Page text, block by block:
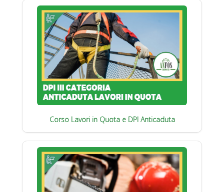
Corso Lavori in Quota e DPI Anticaduta